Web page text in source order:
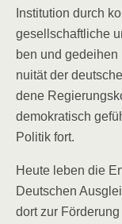
Insti­tu­ti­on durch
gesell­schaft­li­che
ben und
nui­tät der
de­ne
de­mo­kra­tisch
Poli­tik fort.
Heu­te leben die
Deut­schen
dort zur